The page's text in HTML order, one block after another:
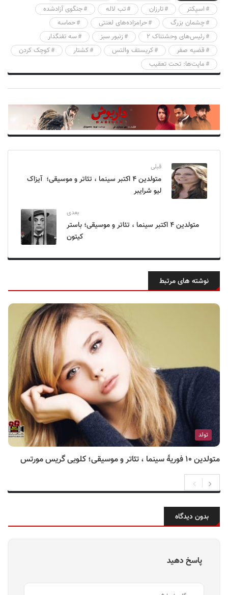
اسپکتر
تارزان تب لاله
جنگوی آزادشده
چشمان بزرگ
حرامزاده‌های لعنتی
حماسه
رئیس‌های وحشتناک ۲
زنبور سبز
سه تفنگدار
قضیه صفر
کریستف والتس کشتار
کوچک کردن
ماپت‌ها: تحت تعقیب
قبلی
متولدین ۴ اکتبر سینما ، تئاتر و موسیقی؛ آیزاک
لیو شرایبر
بعدی
متولدین ۴ اکتبر سینما ، تئاتر و موسیقی؛ باستر
کیتون
نوشته های مرتبط
تولد
متولدین ۱۰ فوریهٔ سینما ، تئاتر و موسیقی؛ کلویی گریس مورتس
بدون دیدگاه
پاسخ دهید